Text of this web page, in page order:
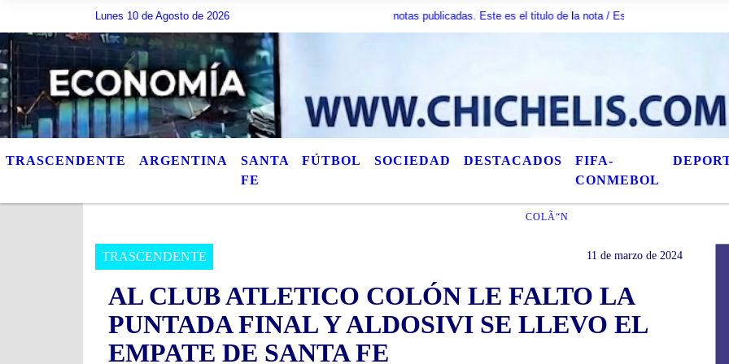
Lunes 10 de Agosto de 2026
lo que quiera, o bien puede mostrar los Ãºltimos tÃ­tulos de las notas publicadas. Este es el titulo de la nota / Esta es otra nota / AquÃ­ puede
TRASCENDENTE ARGENTINA
SANTA
FE
FÚTBOL SOCIEDAD DESTACADOS
FIFA-
CONMEBOL
COLÃ“N
TRASCENDENTE 11 de marzo de 2024
AL CLUB ATLETICO COLÓN LE FALTO LA
PUNTADA FINAL Y ALDOSIVI SE LLEVO EL
EMPATE DE SANTA FE